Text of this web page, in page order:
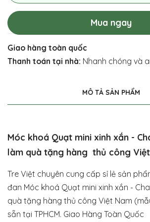
Mua ngay
Giao hàng toàn quốc
Thanh toán tại nhà: Nhanh chóng và
MÔ TẢ SẢN PHẨM
Móc khoá Quạt mini xinh xắn -
làm quà tặng hàng thủ công
Tre Việt chuyên cung cấp sỉ lẻ sản
đan Móc khoá Quạt mini xinh xắn -
quà tặng hàng thủ công Việt Nam
sẵn tại TPHCM. Giao Hàng Toàn Quốc